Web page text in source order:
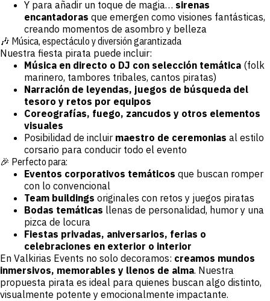
Y para añadir un toque de magia… sirenas
encantadoras que emergen como visiones fantásticas,
creando momentos de asombro y belleza
🎶 Música, espectáculo y diversión garantizada
Nuestra fiesta pirata puede incluir:
Música en directo o DJ con selección temática (folk
marinero, tambores tribales, cantos piratas)
Narración de leyendas, juegos de búsqueda del
tesoro y retos por equipos
Coreografías, fuego, zancudos y otros elementos
visuales
Posibilidad de incluir maestro de ceremonias al estilo
corsario para conducir todo el evento
🎉 Perfecto para:
Eventos corporativos temáticos que buscan romper
con lo convencional
Team buildings originales con retos y juegos piratas
Bodas temáticas llenas de personalidad, humor y una
pizca de locura
Fiestas privadas, aniversarios, ferias o
celebraciones en exterior o interior
En Valkirias Events no solo decoramos: creamos mundos
inmersivos, memorables y llenos de alma. Nuestra
propuesta pirata es ideal para quienes buscan algo distinto,
visualmente potente y emocionalmente impactante.